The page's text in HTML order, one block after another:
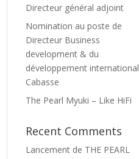
Directeur général adjoint
Nomination au poste de
Directeur Business
development & du
développement international
Cabasse
The Pearl Myuki – Like HiFi
Recent Comments
Lancement de THE PEARL